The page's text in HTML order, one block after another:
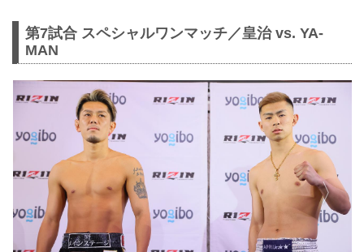
第7試合 スペシャルワンマッチ／皇治 vs. YA-
MAN